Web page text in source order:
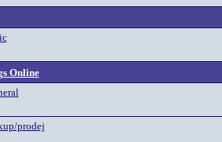
Online
prodej